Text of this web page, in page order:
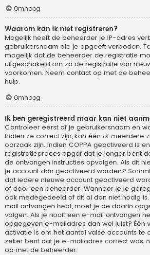
Omhoog
Waarom kan ik niet registreren?
Mogelijk heeft de beheerder je IP-adres
gebruikersnaam die je opgeeft verboden.
mogelijk dat de beheerder de registratie
uitgeschakeld om zo de registratie van
voorkomen. Neem contact op met de
hulp.
Omhoog
Ik ben geregistreerd maar kan niet
Controleer eerst of je gebruikersnaam en
Indien ze correct zijn, kan één of meerdere
oorzaak zijn. Indien COPPA geactiveerd is
registratieproces opgaf dat je jonger bent
de ontvangen instructies opvolgen. Als dit
je account dan geactiveerd worden?
dat iedere nieuwe account geactiveerd
of door een beheerder. Wanneer je je
ook medegedeeld of dit al dan niet nodig
mail ontvangen hebt, moet je de daarin
volgen. Als je nooit een e-mail ontvangen
opgegeven e-mailadres dan wel juist? Één
activatie is om het aantal valse accounts te
zeker bent dat je e-mailadres correct was,
op met de beheerder.